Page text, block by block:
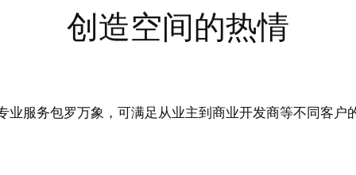
创造空间的热情
业服务包罗万象，可满足从业主到商业开发商等不同客户